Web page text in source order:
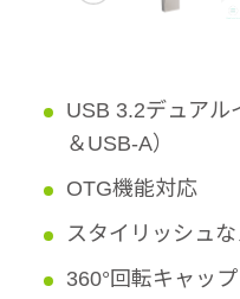
USB 3.2デュアル
＆USB-A）
OTG機能対応
スタイリッシュ
360°回転キャッ